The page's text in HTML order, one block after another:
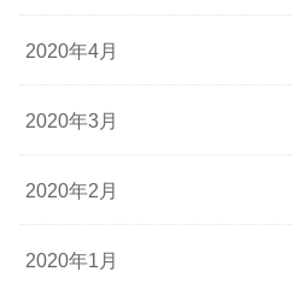
2020年4月
2020年3月
2020年2月
2020年1月